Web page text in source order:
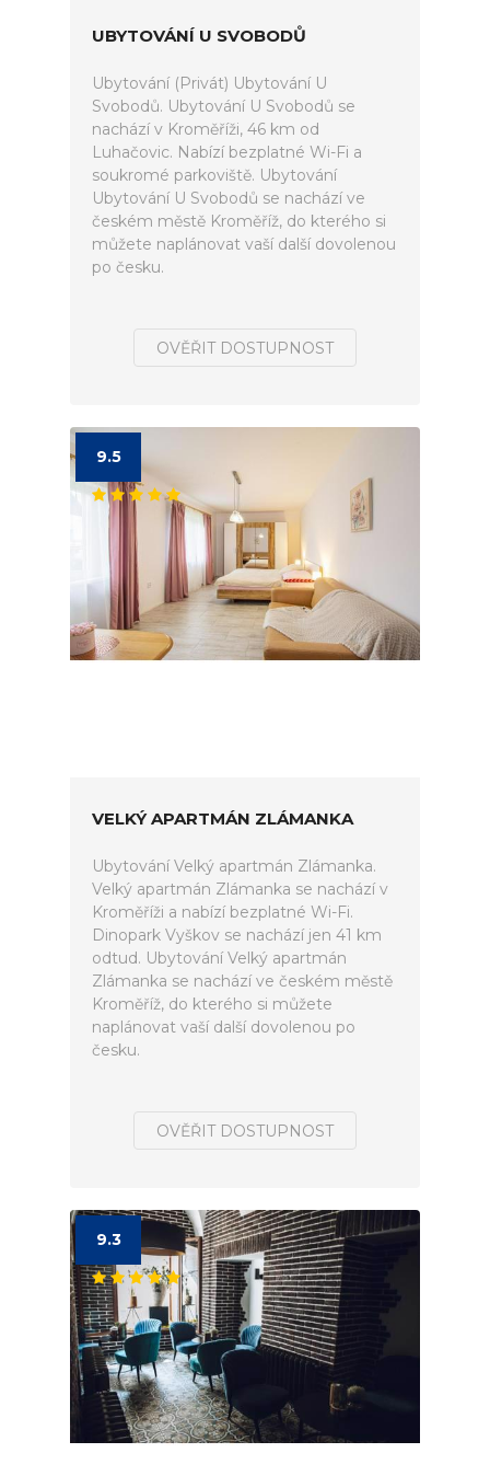
UBYTOVÁNÍ U SVOBODŮ
Ubytování (Privát) Ubytování U
Svobodů. Ubytování U Svobodů se
nachází v Kroměříži, 46 km od
Luhačovic. Nabízí bezplatné Wi-Fi a
soukromé parkoviště. Ubytování
Ubytování U Svobodů se nachází ve
českém městě Kroměříž, do kterého si
můžete naplánovat vaší další dovolenou
po česku.
OVĚŘIT DOSTUPNOST
9.5
VELKÝ APARTMÁN ZLÁMANKA
Ubytování Velký apartmán Zlámanka.
Velký apartmán Zlámanka se nachází v
Kroměříži a nabízí bezplatné Wi-Fi.
Dinopark Vyškov se nachází jen 41 km
odtud. Ubytování Velký apartmán
Zlámanka se nachází ve českém městě
Kroměříž, do kterého si můžete
naplánovat vaší další dovolenou po
česku.
OVĚŘIT DOSTUPNOST
9.3